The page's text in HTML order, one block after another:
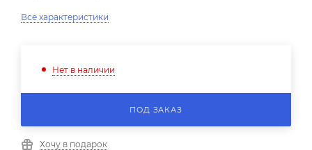
Все характеристики
Нет в наличии
ПОД ЗАКАЗ
Хочу в подарок